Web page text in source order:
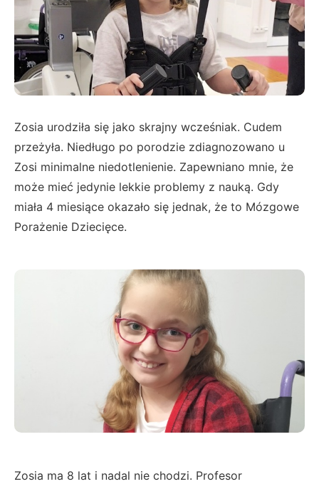
Zosia urodziła się jako skrajny wcześniak. Cudem
przeżyła. Niedługo po porodzie zdiagnozowano u
Zosi minimalne niedotlenienie. Zapewniano mnie, że
może mieć jedynie lekkie problemy z nauką. Gdy
miała 4 miesiące okazało się jednak, że to Mózgowe
Porażenie Dziecięce.
Zosia ma 8 lat i nadal nie chodzi. Profesor